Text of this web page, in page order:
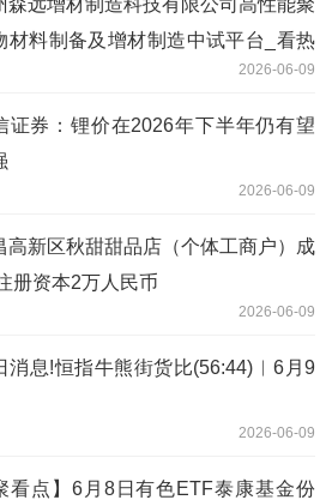
材料制备及增材制造中试平台_看热
2026-06-09
证券：锂价在2026年下半年仍有望
2026-06-09
高新区秋甜甜品店（个体工商户）成
册资本2万人民币
2026-06-09
消息!恒指牛熊街货比(56:44)︱6月9
2026-06-09
看点】6月8日有色ETF泰康基金份